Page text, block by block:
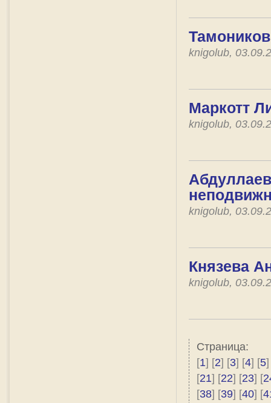
knigolub,
Маркотт
knigolub,
knigolub,
Князева
knigolub,
Страница:
[1] [2] [3] [4] [5]
[21] [22] [23] [
[38] [39] [40] [